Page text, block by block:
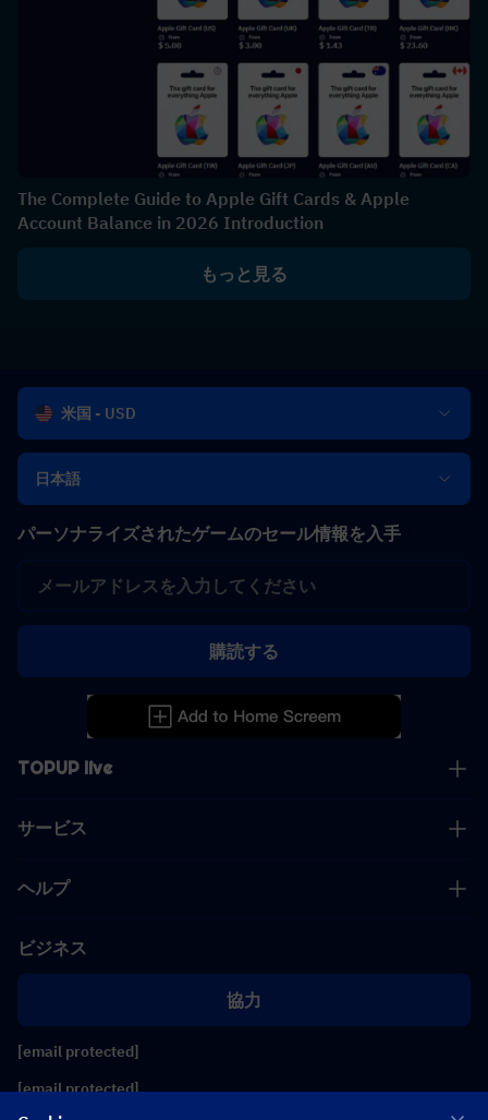
The Complete Guide to Apple Gift Cards & Apple
Account Balance in 2026 Introduction
もっと見る
米国 - USD
日本語
TOPUP live
サービス
ヘルプ
ビジネス
協力
[email protected]
[email protected]
パーソナライズされたゲームのセール情報を入手
購読する